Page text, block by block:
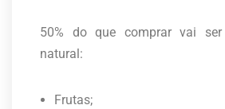
50% do que comprar vai ser
natural:
Frutas;